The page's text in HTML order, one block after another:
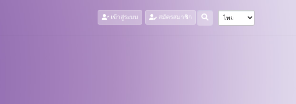
เข้าสู่ระบบ สมัครสมาชิก